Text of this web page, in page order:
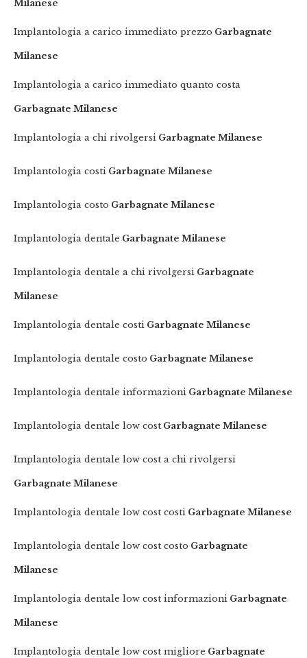
Milanese
Implantologia a carico immediato prezzo Garbagnate
Milanese
Implantologia a carico immediato quanto costa
Garbagnate Milanese
Implantologia a chi rivolgersi Garbagnate Milanese
Implantologia costi Garbagnate Milanese
Implantologia costo Garbagnate Milanese
Implantologia dentale Garbagnate Milanese
Implantologia dentale a chi rivolgersi Garbagnate
Milanese
Implantologia dentale costi Garbagnate Milanese
Implantologia dentale costo Garbagnate Milanese
Implantologia dentale informazioni Garbagnate Milanese
Implantologia dentale low cost Garbagnate Milanese
Implantologia dentale low cost a chi rivolgersi
Garbagnate Milanese
Implantologia dentale low cost costi Garbagnate Milanese
Implantologia dentale low cost costo Garbagnate
Milanese
Implantologia dentale low cost informazioni Garbagnate
Milanese
Implantologia dentale low cost migliore Garbagnate